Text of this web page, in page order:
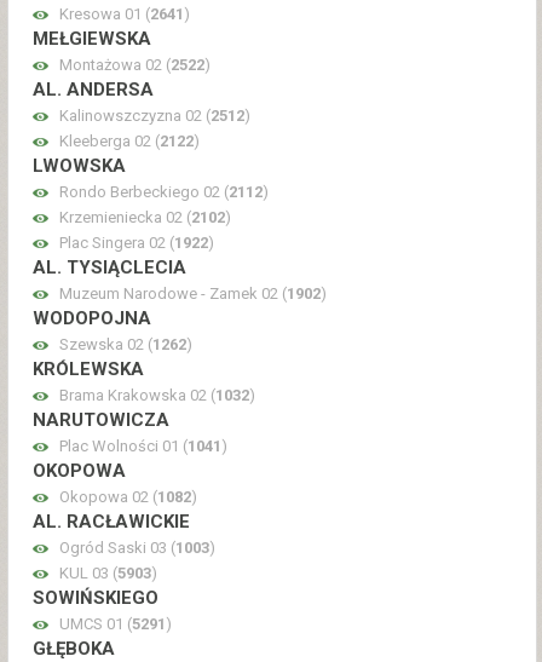
Kresowa 01 (2641 )
MEŁGIEWSKA
Montażowa 02 (2522)
AL. ANDERSA
Kalinowszczyzna 02 (2512)
Kleeberga 02 (2122)
LWOWSKA
Rondo Berbeckiego 02 (2112)
Krzemieniecka 02 (2102)
Plac Singera 02 (1922)
AL. TYSIĄCLECIA
Muzeum Narodowe - Zamek 02 (1902)
WODOPOJNA
Szewska 02 (1262)
KRÓLEWSKA
Brama Krakowska 02 (1032)
NARUTOWICZA
Plac Wolności 01 (1041 )
OKOPOWA
Okopowa 02 (1082)
AL. RACŁAWICKIE
Ogród Saski 03 (1003)
KUL 03 (5903)
SOWIŃSKIEGO
UMCS 01 (5291 )
GŁĘBOKA